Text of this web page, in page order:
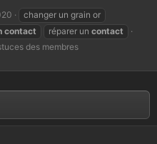
changer un grain or
contact réparer un contact
des membres